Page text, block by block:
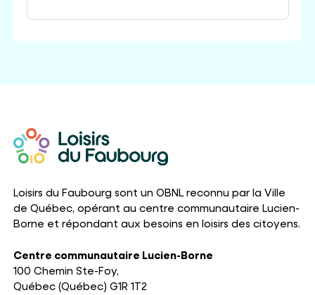
Loisirs du Faubourg sont un OBNL reconnu par la Ville
de Québec, opérant au centre communautaire Lucien-
Borne et répondant aux besoins en loisirs des citoyens.
Centre communautaire Lucien-Borne
100 Chemin Ste-Foy,
Québec (Québec) G1R 1T2